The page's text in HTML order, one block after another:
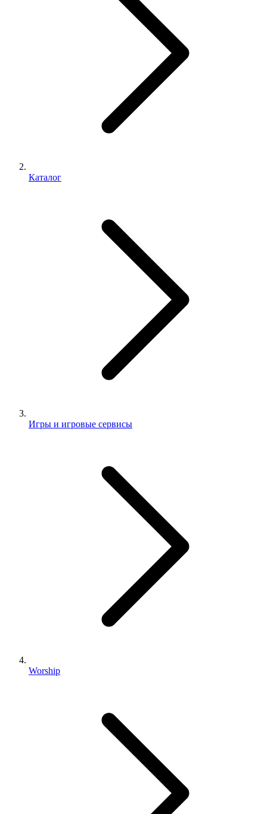
Каталог
Игры и игровые сервисы
Worship